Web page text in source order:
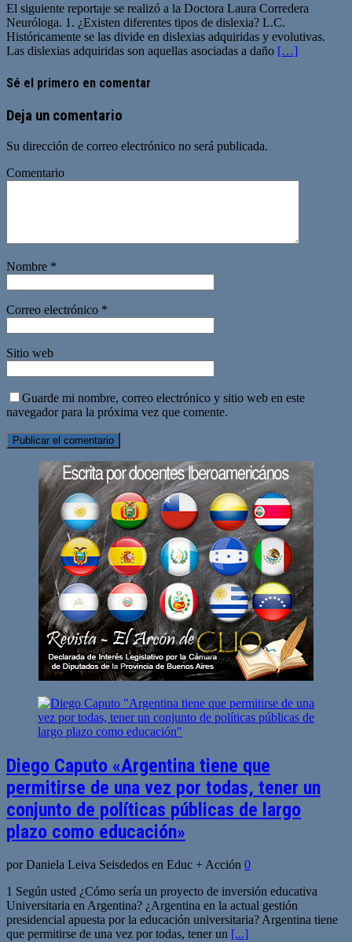
El siguiente reportaje se realizó a la Doctora Laura Corredera
Neuróloga. 1. ¿Existen diferentes tipos de dislexia? L.C.
Históricamente se las divide en dislexias adquiridas y evolutivas.
Las dislexias adquiridas son aquellas asociadas a daño […]
Sé el primero en comentar
Deja un comentario
Su dirección de correo electrónico no será publicada.
Comentario
Nombre *
Correo electrónico *
Sitio web
Guarde mi nombre, correo electrónico y sitio web en este
navegador para la próxima vez que comente.
Diego Caputo «Argentina tiene que
permitirse de una vez por todas, tener un
conjunto de políticas públicas de largo
plazo como educación»
por Daniela Leiva Seisdedos en Educ + Acción 0
1 Según usted ¿Cómo sería un proyecto de inversión educativa
Universitaria en Argentina? ¿Argentina en la actual gestión
presidencial apuesta por la educación universitaria? Argentina tiene
que permitirse de una vez por todas, tener un [...]